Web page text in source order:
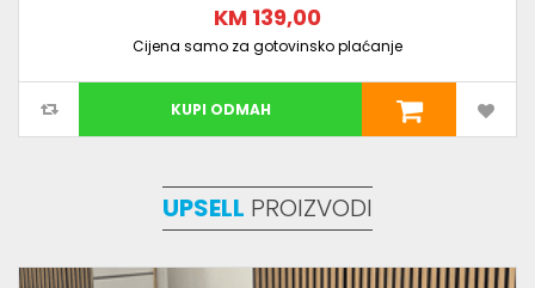
KM 139,00
Cijena samo za gotovinsko plaćanje
KUPI ODMAH
UPSELL PROIZVODI